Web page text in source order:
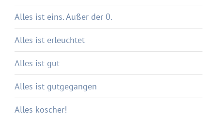
Alles ist eins. Außer der 0.
Alles ist erleuchtet
Alles ist gut
Alles ist gutgegangen
Alles koscher!